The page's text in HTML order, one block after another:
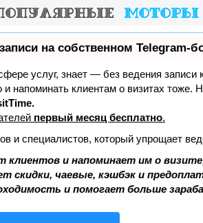
на собственном Telegram-
услуг, знает — без ведения
и напоминать клиентам о визитах
первый месяц бесплатно.
и специалистов, который упрощает
клиентов и напоминает им о
скидки, чаевые, кэшбэк и
и помогает больше